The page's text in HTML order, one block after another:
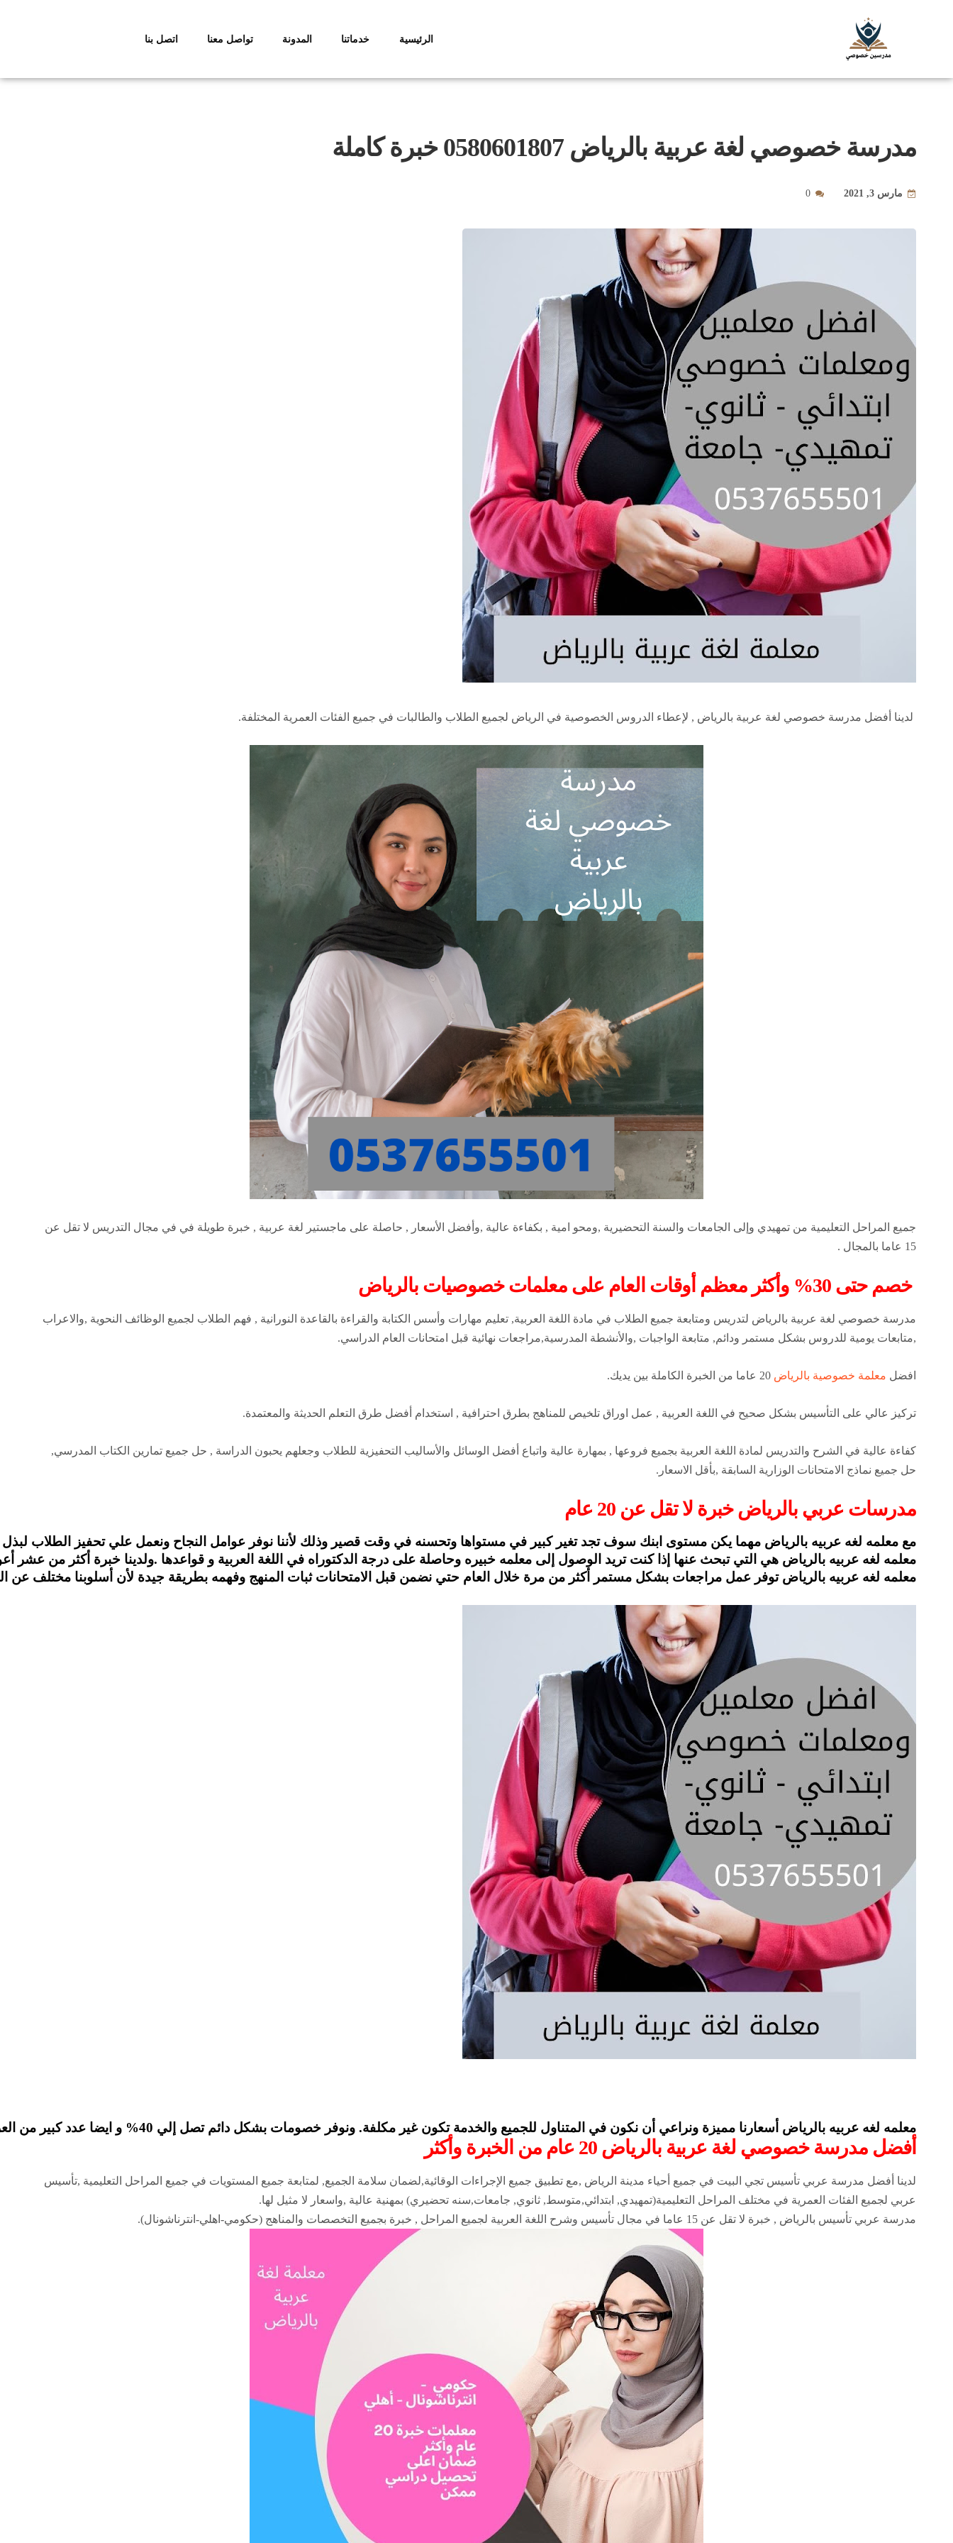
الرئيسية خدماتنا المدونة تواصل معنا اتصل بنا
مدرسة خصوصي لغة عربية بالرياض 0580601807 خبرة كاملة
مارس 3, 2021
لدينا أفضل مدرسة خصوصي لغة عربية بالرياض , لإعطاء الدروس الخصوصية في الرياض لجميع الطلاب والطالبات في جميع الفئات العمرية المختلفة.
جميع المراحل التعليمية من تمهيدي وإلى الجامعات والسنة التحضيرية ,ومحو امية , بكفاءة عالية ,وأفضل الأسعار , حاصلة على ماجستير لغة عربية , خبرة طويلة في في مجال التدريس لا تقل عن
15 عاما بالمجال .
خصم حتى 30% وأكثر معظم أوقات العام على معلمات خصوصيات بالرياض
مدرسة خصوصي لغة عربية بالرياض لتدريس ومتابعة جميع الطلاب في مادة اللغة العربية, تعليم مهارات وأسس الكتابة والقراءة بالقاعدة النورانية , فهم الطلاب لجميع الوظائف النحوية ,والاعراب
,متابعات يومية للدروس بشكل مستمر ودائم, متابعة الواجبات ,والأنشطة المدرسية,مراجعات نهائية قبل امتحانات العام الدراسي.
افضل معلمة خصوصية بالرياض
تركيز عالي على التأسيس بشكل صحيح في اللغة العربية , عمل اوراق تلخيص للمناهج بطرق احترافية , استخدام أفضل طرق التعلم الحديثة والمعتمدة.
كفاءة عالية في الشرح والتدريس لمادة اللغة العربية بجميع فروعها , بمهارة عالية واتباع أفضل الوسائل والأساليب التحفيزية للطلاب وجعلهم يحبون الدراسة , حل جميع تمارين الكتاب المدرسي,
حل جميع نماذج الامتحانات الوزارية السابقة ,بأقل الاسعار.
مدرسات عربي بالرياض خبرة لا تقل عن 20 عام
مع معلمه لغه عربيه بالرياض مهما يكن مستوى ابنك سوف تجد تغير كبير في مستواها وتحسنه في وقت قصير وذلك لأننا نوفر عوامل النجاح ونعمل علي تحفيز الطلاب لبذل
معلمه لغه عربيه بالرياض هي التي تبحث عنها إذا كنت تريد الوصول إلى معلمه خبيره وحاصلة على درجة الدكتوراه في اللغة العربية و قواعدها .ولدينا خبرة أكثر من عشر
معلمه لغه عربيه بالرياض توفر عمل مراجعات بشكل مستمر أكثر من مرة خلال العام حتي نضمن قبل الامتحانات ثبات المنهج وفهمه بطريقة جيدة لأن أسلوبنا مختلف عن
معلمه لغه عربيه بالرياض أسعارنا مميزة ونراعي أن نكون في المتناول للجميع والخدمة تكون غير مكلفة. ونوفر خصومات بشكل دائم تصل إلي 40% و ايضا عدد كبير من العروض بشكل مستمر على مدار العام ويمكن الاتصال بنا في أي وقت علي ارقامنا.
أفضل مدرسة خصوصي لغة عربية بالرياض 20 عام من الخبرة وأكثر
لدينا أفضل مدرسة عربي تأسيس تجي البيت في جميع أحياء مدينة الرياض ,مع تطبيق جميع الإجراءات الوقائية,لضمان سلامة الجميع, لمتابعة جميع المستويات في جميع المراحل التعليمية ,تأسيس
عربي لجميع الفئات العمرية في مختلف المراحل التعليمية(تمهيدي, ابتدائي,متوسط, ثانوي, جامعات,سنه تحضيري) بمهنية عالية ,واسعار لا مثيل لها.
مدرسة عربي تأسيس بالرياض , خبرة لا تقل عن 15 عاما في مجال تأسيس وشرح اللغة العربية لجميع المراحل , خبرة بجميع التخصصات والمناهج (حكومي-اهلي-انترناشونال).